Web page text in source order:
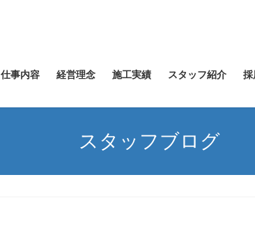
仕事内容 経営理念 施工実績 スタッフ紹介 採
スタッフブログ